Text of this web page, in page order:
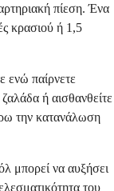
πίεση. Ένα
κρασιού ή 1,5
ενώ παίρνετε
ή αισθανθείτε
την κατανάλωση
μπορεί να αυξήσει
του